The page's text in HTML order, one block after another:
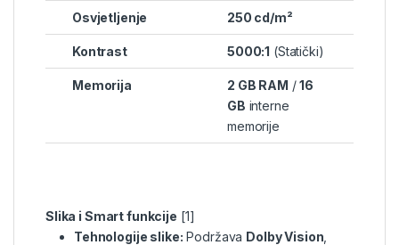
Osvjetljenje 250 cd/m²
Kontrast 5000:1 (Statički)
Memorija 2 GB RAM /16
GB interne
memorije
Slika i Smart funkcije [1]
Tehnologije slike: Podržava Dolby Vision